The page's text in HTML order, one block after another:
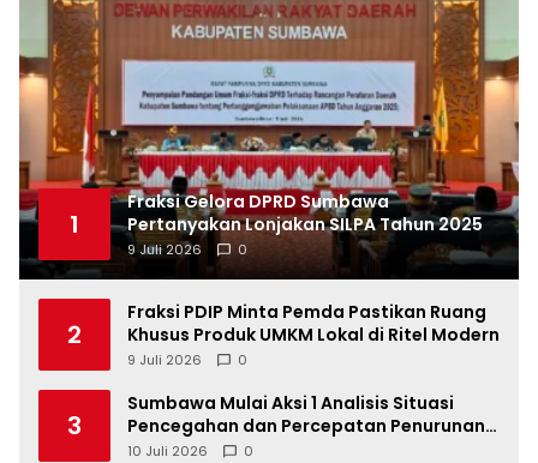
1
Fraksi Gelora DPRD Sumbawa
Pertanyakan Lonjakan SILPA Tahun 2025
9 Juli 2026 0
2
Fraksi PDIP Minta Pemda Pastikan Ruang
Khusus Produk UMKM Lokal di Ritel Modern
9 Juli 2026 0
3
Sumbawa Mulai Aksi 1 Analisis Situasi
Pencegahan dan Percepatan Penurunan
Stunting Tahun 2026
10 Juli 2026 0